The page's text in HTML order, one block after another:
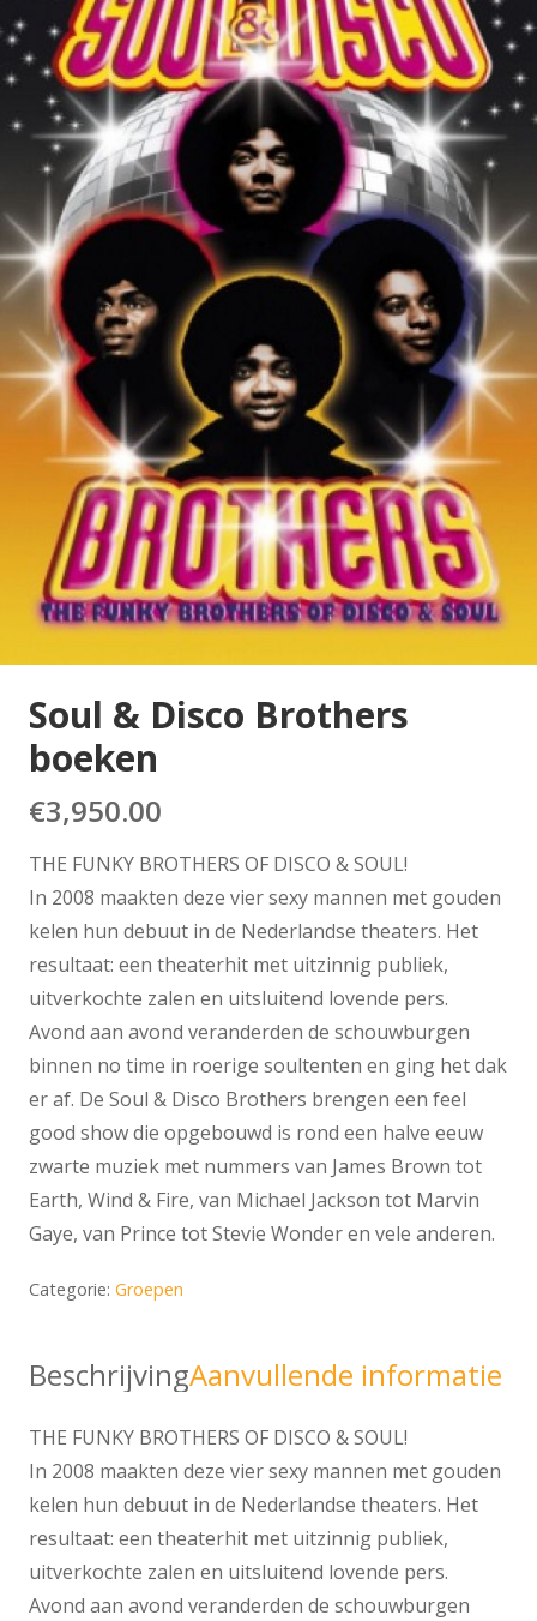
Soul & Disco Brothers
boeken
€3,950.00
THE FUNKY BROTHERS OF DISCO & SOUL!
In 2008 maakten deze vier sexy mannen met gouden
kelen hun debuut in de Nederlandse theaters. Het
resultaat: een theaterhit met uitzinnig publiek,
uitverkochte zalen en uitsluitend lovende pers.
Avond aan avond veranderden de schouwburgen
binnen no time in roerige soultenten en ging het dak
er af. De Soul & Disco Brothers brengen een feel
good show die opgebouwd is rond een halve eeuw
zwarte muziek met nummers van James Brown tot
Earth, Wind & Fire, van Michael Jackson tot Marvin
Gaye, van Prince tot Stevie Wonder en vele anderen.
Categorie: Groepen
BeschrijvingAanvullende informatie
THE FUNKY BROTHERS OF DISCO & SOUL!
In 2008 maakten deze vier sexy mannen met gouden
kelen hun debuut in de Nederlandse theaters. Het
resultaat: een theaterhit met uitzinnig publiek,
uitverkochte zalen en uitsluitend lovende pers.
Avond aan avond veranderden de schouwburgen